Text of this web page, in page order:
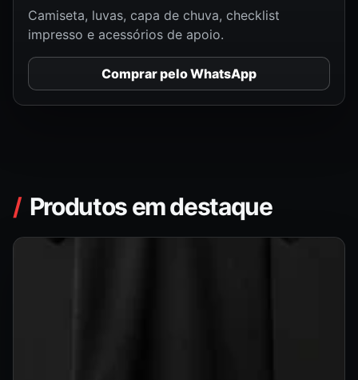
Camiseta, luvas, capa de chuva, checklist
impresso e acessórios de apoio.
Comprar pelo WhatsApp
Produtos em destaque